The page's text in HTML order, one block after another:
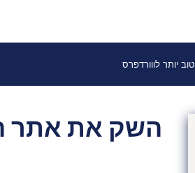
יותר לווורדפרס
השק את אתר